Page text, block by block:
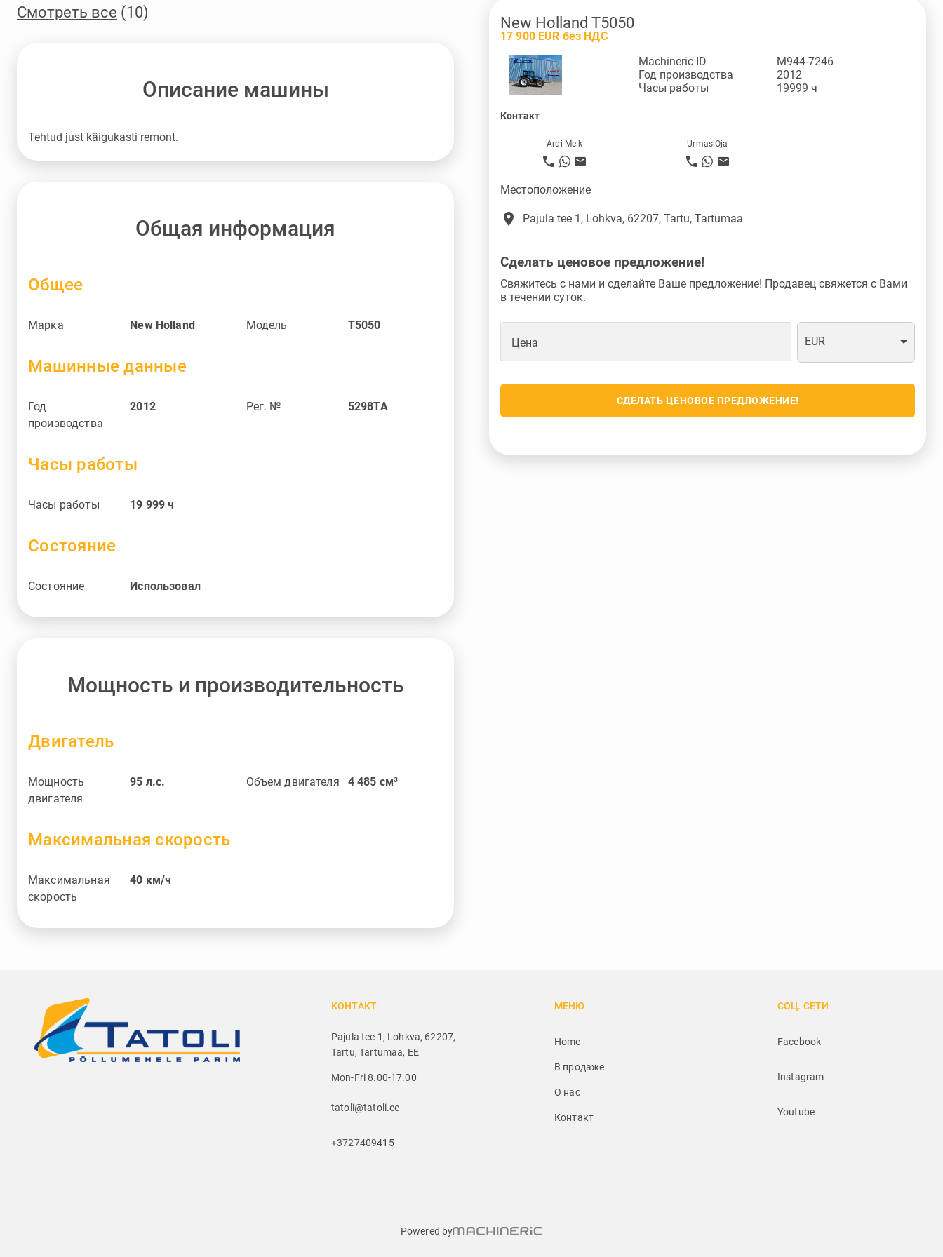
Смотреть все (10)
Описание машины
Tehtud just käigukasti remont.
Общая информация
Общее
Марка New Holland Модель T5050
Машинные данные
Год
производства
2012 Рег. № 5298TA
Часы работы
Часы работы 19 999ч
Состояние
Состояние Использовал
Мощность и производительность
Двигатель
Мощность
двигателя
95 л.с. Объем двигателя 4 485 см³
Максимальная скорость
Максимальная
скорость
40 км/ч
New Holland T5050
17 900 EUR без НДС
Machineric ID
M944-7246
Год производства
2012
Часы работы
19999 ч
Контакт
Ardi Melk Urmas Oja
Местоположение
place Pajula tee 1, Lohkva, 62207, Tartu, Tartumaa
Сделать ценовое предложение!
Свяжитесь с нами и сделайте Ваше предложение! Продавец свяжется с Вами
в течении суток.
Цена EUR
СДЕЛАТЬ ЦЕНОВОЕ ПРЕДЛОЖЕНИЕ!
КОНТАКТ
Pajula tee 1, Lohkva, 62207,
Tartu, Tartumaa, EE
Mon-Fri 8.00-17.00
tatoli@tatoli.ee
+3727409415
МЕНЮ
Home
В продаже
О нас
Контакт
СОЦ. СЕТИ
Facebook
Instagram
Youtube
Powered by